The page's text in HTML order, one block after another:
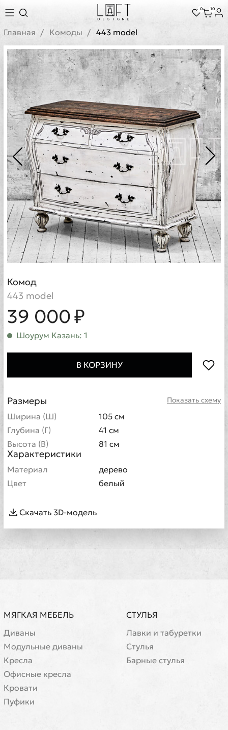
0 10
Главная Комоды 443 model
Комод
443 model
39 000 ₽
Шоурум Казань: 1
В КОРЗИНУ
Показать схему
Размеры
Ширина (Ш)
105 см
Глубина (Г)
41 см
Высота (В)
81 см
Характеристики
Материал
дерево
Цвет
белый
Скачать 3D-модель
МЯГКАЯ МЕБЕЛЬ
Диваны
Модульные диваны
Кресла
Офисные кресла
Кровати
Пуфики
СТУЛЬЯ
Лавки и табуретки
Стулья
Барные стулья